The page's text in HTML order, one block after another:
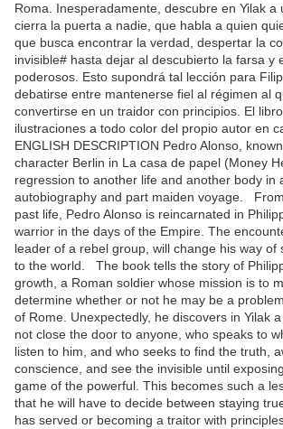
Roma. Inesperadamente, descubre en Yilak a
cierra la puerta a nadie, que habla a quien
que busca encontrar la verdad, despertar la
invisible# hasta dejar al descubierto la farsa y
poderosos. Esto supondrá tal lección para
debatirse entre mantenerse fiel al régimen al
convertirse en un traidor con principios. El
ilustraciones a todo color del propio autor en
ENGLISH DESCRIPTION Pedro Alonso,
character Berlin in La casa de papel (Money
regression to another life and another body in
autobiography and part maiden voyage.
past life, Pedro Alonso is reincarnated in
warrior in the days of the Empire. The
leader of a rebel group, will change his way of
to the world. The book tells the story of
growth, a Roman soldier whose mission is to
determine whether or not he may be a
of Rome. Unexpectedly, he discovers in Yilak
not close the door to anyone, who speaks to
listen to him, and who seeks to find the truth,
conscience, and see the invisible until
game of the powerful. This becomes such a
that he will have to decide between staying
has served or becoming a traitor with